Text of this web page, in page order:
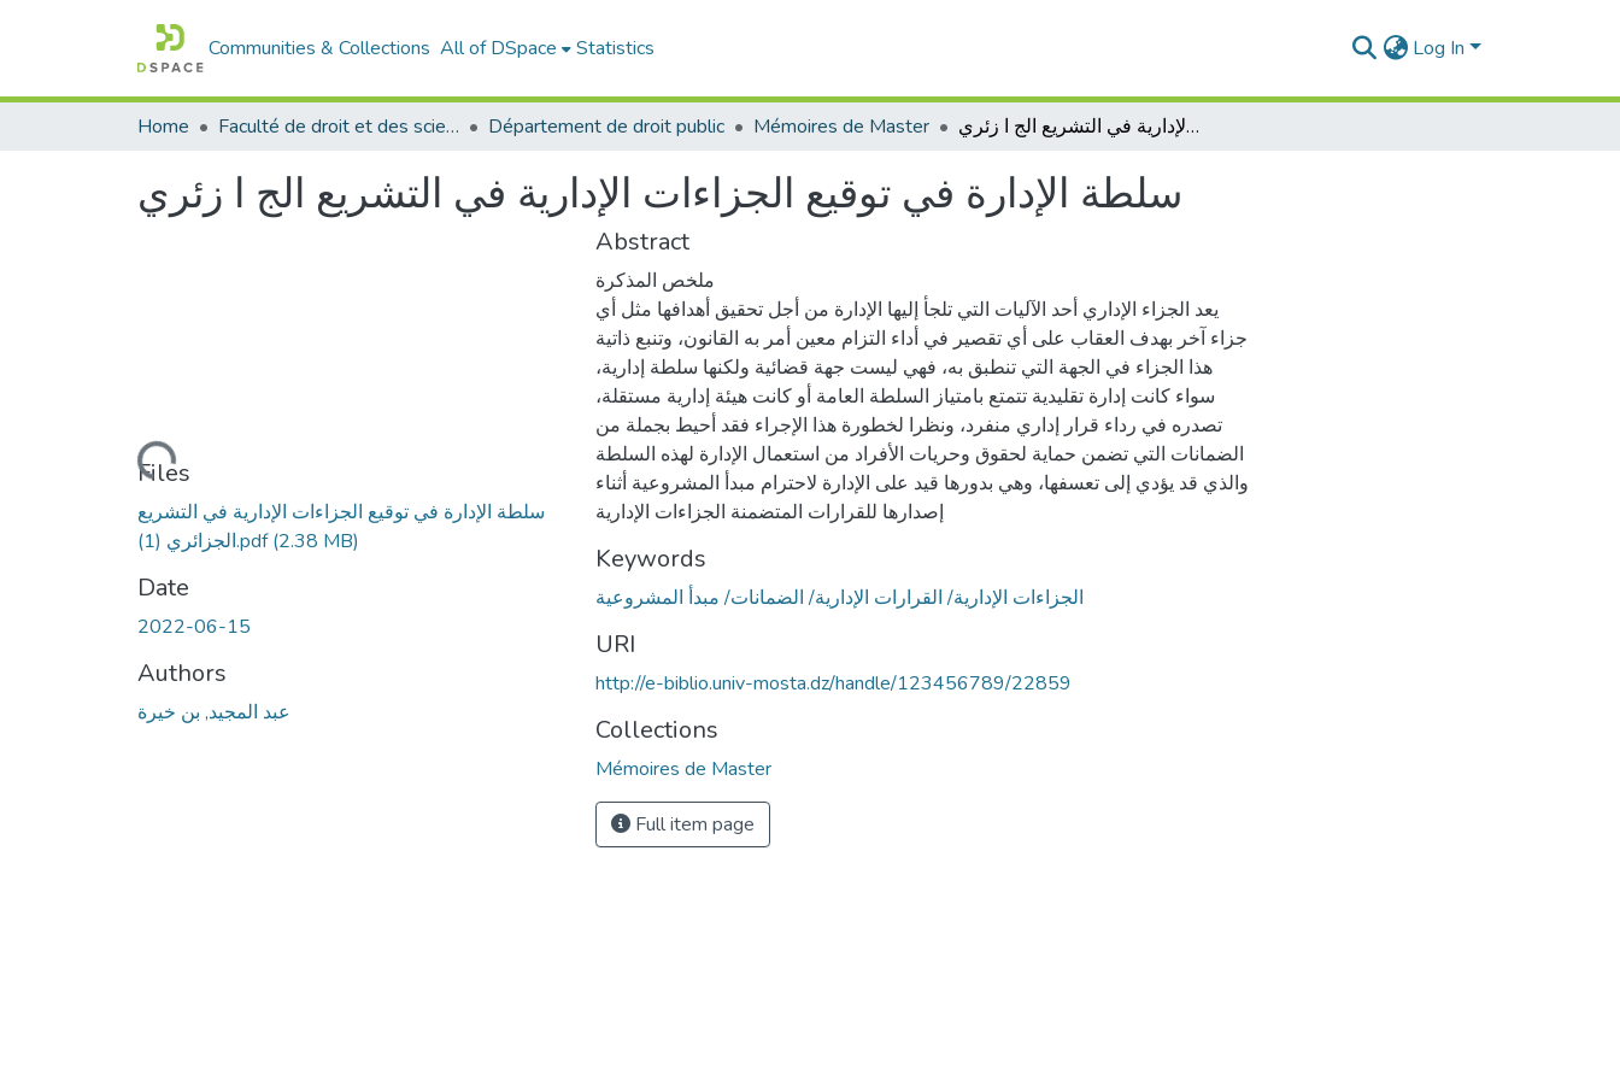
Communities & Collections All of DSpace Statistics Log In
Home Faculté de droit et des sciences politiques Département de droit public Mémoires de Master سلطة الإدارة في توقيع الجزاءات الإدارية في التشريع الج ا زئري
سلطة الإدارة في توقيع الجزاءات الإدارية في التشريع الج ا زئري
Loading...
Files
سلطة الإدارة في توقيع الجزاءات الإدارية في التشريع
الجزائري (1).pdf(2.38 MB)
Date
2022-06-15
Authors
عبد المجيد, بن خيرة
Abstract
ملخص المذكرة
يعد الجزاء الإداري أحد الآليات التي تلجأ إليها الإدارة من أجل تحقيق أهدافها مثل أي
جزاء آخر بهدف العقاب على أي تقصير في أداء التزام معين أمر به القانون، وتنبع ذاتية
هذا الجزاء في الجهة التي تنطبق به، فهي ليست جهة قضائية ولكنها سلطة إدارية،
سواء كانت إدارة تقليدية تتمتع بامتياز السلطة العامة أو كانت هيئة إدارية مستقلة،
تصدره في رداء قرار إداري منفرد، ونظرا لخطورة هذا الإجراء فقد أحيط بجملة من
الضمانات التي تضمن حماية لحقوق وحريات الأفراد من استعمال الإدارة لهذه السلطة
والذي قد يؤدي إلى تعسفها، وهي بدورها قيد على الإدارة لاحترام مبدأ المشروعية أثناء
إصدارها للقرارات المتضمنة الجزاءات الإدارية
Keywords
الجزاءات الإدارية/ القرارات الإدارية/ الضمانات/ مبدأ المشروعية
URI
http://e-biblio.univ-mosta.dz/handle/123456789/22859
Collections
Mémoires de Master
Full item page